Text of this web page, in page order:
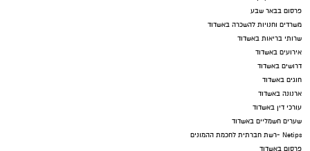
פרסום בבאר שבע
משרדים וחנויות להשכרה באשדוד
שרותי בריאות באשדוד
אירועים באשדוד
דרושים באשדוד
חוגים באשדוד
ארנונה באשדוד
עורכי דין באשדוד
שערים חשמליים באשדוד
Netips -רשת חברתית לחכמת ההמונים
פרסום באשדוד